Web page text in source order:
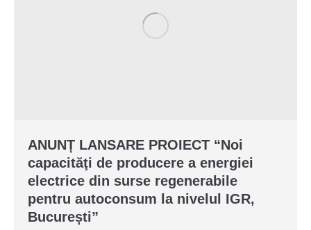
ANUNȚ LANSARE PROIECT “Noi
capacităţi de producere a energiei
electrice din surse regenerabile
pentru autoconsum la nivelul IGR,
București”